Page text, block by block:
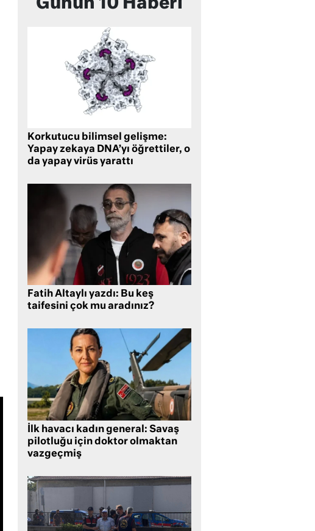
Günün 10 Haberi
Korkutucu bilimsel gelişme:
Yapay zekaya DNA’yı öğrettiler, o
da yapay virüs yarattı
Fatih Altaylı yazdı: Bu keş
taifesini çok mu aradınız?
İlk havacı kadın general: Savaş
pilotluğu için doktor olmaktan
vazgeçmiş